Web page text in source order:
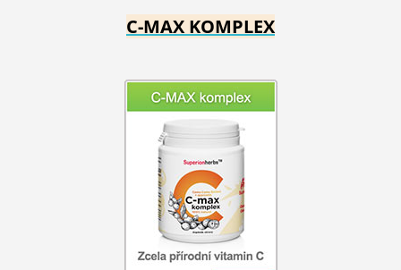
C-MAX KOMPLEX